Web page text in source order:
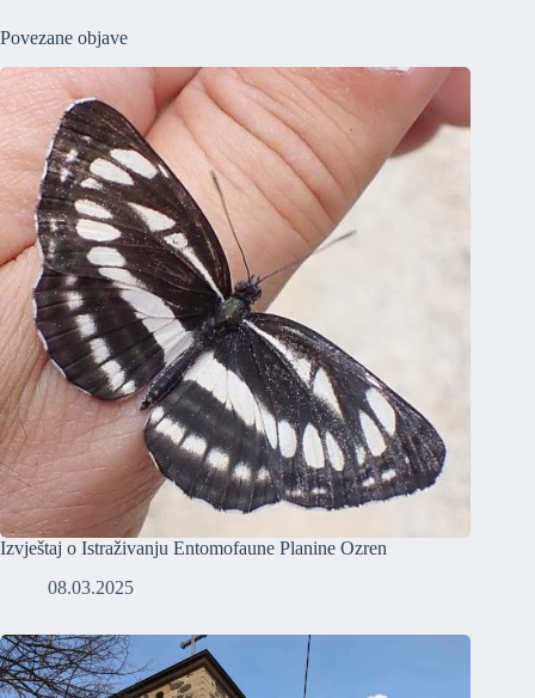
Povezane objave
Izvještaj o Istraživanju Entomofaune Planine Ozren
08.03.2025